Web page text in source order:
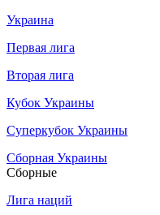
Украина
Первая лига
Вторая лига
Кубок Украины
Суперкубок Украины
Сборная Украины
Сборные
Лига наций